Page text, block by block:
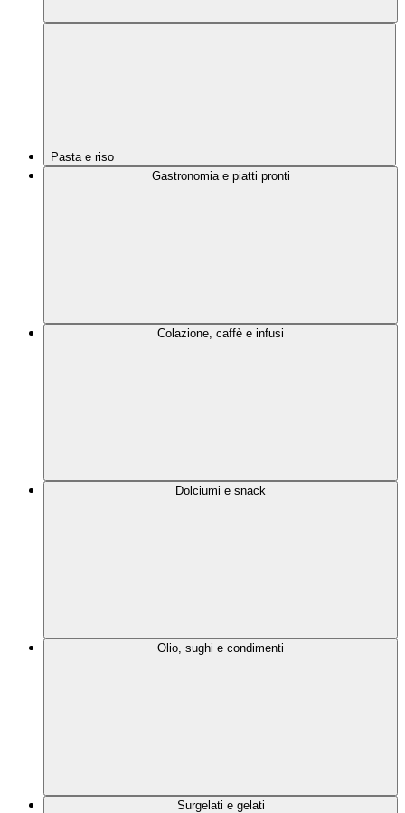
Pasta e riso
Gastronomia e piatti pronti
Colazione, caffè e infusi
Dolciumi e snack
Olio, sughi e condimenti
Surgelati e gelati